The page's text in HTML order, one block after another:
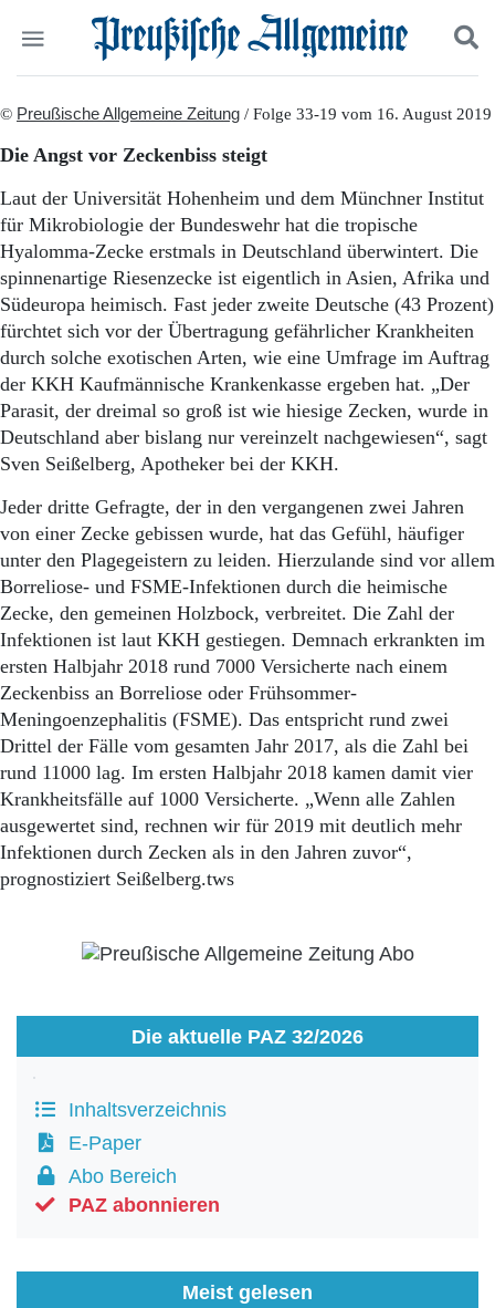
Start
Wer wir sind
Aktuelle Ausgabe
Abonnenten-Login
Abonnent werden
Abo Prämien
Archiv
Mediadaten
Politik
Wirtschaft
Panorama
Gesellschaft
Leben
Geschichte
Ostpreußen
Pommern
Berlin-Brandenburg
Schlesien
Danzig und Westpreußen
Bücher
Kontakt
Impressum
Datenschutz
Suchen und finden
© Preußische Allgemeine Zeitung / Folge 33-19 vom 16. August 2019
Die Angst vor Zeckenbiss steigt
Laut der Universität Hohenheim und dem Münchner Institut
für Mikrobiologie der Bundeswehr hat die tropische
Hyalomma-Zecke erstmals in Deutschland überwintert. Die
spinnenartige Riesenzecke ist eigentlich in Asien, Afrika und
Südeuropa heimisch. Fast jeder zweite Deutsche (43 Prozent)
fürchtet sich vor der Übertragung gefährlicher Krankheiten
durch solche exotischen Arten, wie eine Umfrage im Auftrag
der KKH Kaufmännische Krankenkasse ergeben hat. „Der
Parasit, der dreimal so groß ist wie hiesige Zecken, wurde in
Deutschland aber bislang nur vereinzelt nachgewiesen“, sagt
Sven Seißelberg, Apotheker bei der KKH.
Jeder dritte Gefragte, der in den vergangenen zwei Jahren
von einer Zecke gebissen wurde, hat das Gefühl, häufiger
unter den Plagegeistern zu leiden. Hierzulande sind vor allem
Borreliose- und FSME-Infektionen durch die heimische
Zecke, den gemeinen Holzbock, verbreitet. Die Zahl der
Infektionen ist laut KKH gestiegen. Demnach erkrankten im
ersten Halbjahr 2018 rund 7000 Versicherte nach einem
Zeckenbiss an Borreliose oder Frühsommer-
Meningoenzephalitis (FSME). Das entspricht rund zwei
Drittel der Fälle vom gesamten Jahr 2017, als die Zahl bei
rund 11000 lag. Im ersten Halbjahr 2018 kamen damit vier
Krankheitsfälle auf 1000 Versicherte. „Wenn alle Zahlen
ausgewertet sind, rechnen wir für 2019 mit deutlich mehr
Infektionen durch Zecken als in den Jahren zuvor“,
prognostiziert Seißelberg.tws
Die aktuelle PAZ 32/2026
Inhaltsverzeichnis
E-Paper
Abo Bereich
PAZ abonnieren
Meist gelesen